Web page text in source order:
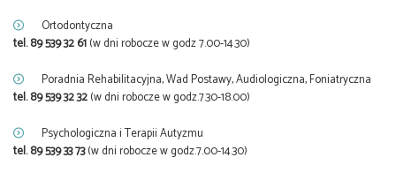
Ortodontyczna
tel. 89 539 32 61(w dni robocze w godz 7.00-14.30)
Poradnia Rehabilitacyjna, Wad Postawy, Audiologiczna, Foniatryczna
tel. 89 539 32 32(w dni robocze w godz.7.30-18.00)
Psychologiczna i Terapii Autyzmu
tel. 89 539 33 73(w dni robocze w godz.7.00-14.30)